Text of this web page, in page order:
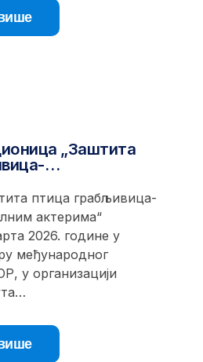
„Заштита
…
птица грабљивица-
актерима“
2026. године у
међународног
у организацији